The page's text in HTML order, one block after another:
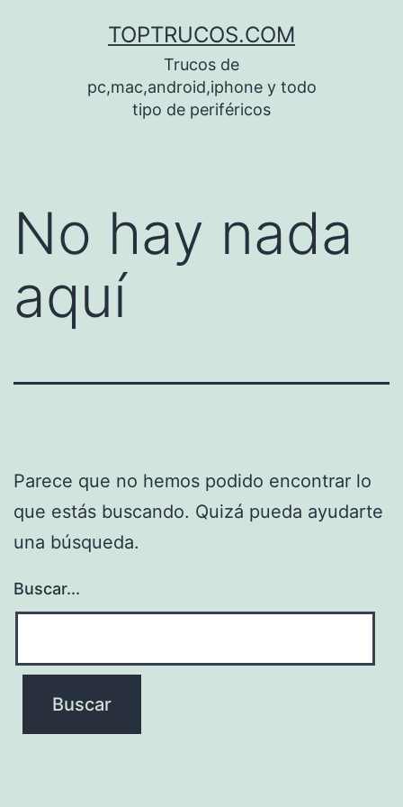
TOPTRUCOS.COM
Trucos de
pc,mac,android,iphone y todo
tipo de periféricos
No hay nada
aquí
Parece que no hemos podido encontrar lo
que estás buscando. Quizá pueda ayudarte
una búsqueda.
Buscar...